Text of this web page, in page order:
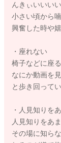
んきぃいいい
小さい頃から
興奮した時や
・座れない
椅子などに座
なにか動画を
と歩き回ってい
・人見知りを
人見知りをあ
その場に知ら